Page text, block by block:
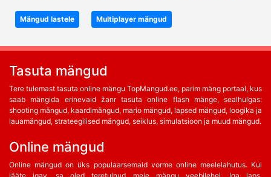
Mängud lastele Multiplayer mängud
Tasuta mängud
Tere tulemast tasuta online mängu TopMangud.ee, parim mäng portaal, kus
saab mängida erinevaid žanr tasuta online flash mänge, sealhulgas:
shooting mängud, kaardimängud, mario mängud, lapsed mängud, loogika ja
lauamängud, strateegilised mängud, seiklus, simulatsioon ja muud mängud.
Online mängud
Online mängud on üks populaarsemaid vorme online meelelahutus. Kui